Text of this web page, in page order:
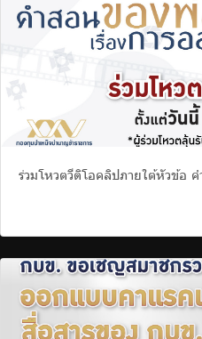
ร่วมโหวตวีดิโอคลิปภายใต้หัวข้อ